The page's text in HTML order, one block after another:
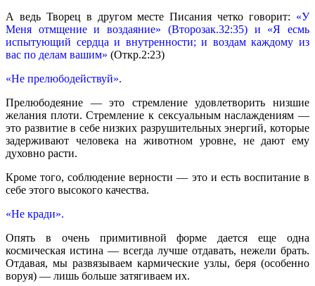
А ведь Творец в другом месте Писания четко говорит: «У
Меня отмщение и воздаяние» (Второзак.32:35) и «Я есмь
испытующий сердца и внутренности; и воздам каждому из
вас по делам вашим» (Откр.2:23)
«Не прелюбодействуй».
Прелюбодеяние — это стремление удовлетворить низшие
желания плоти. Стремление к сексуальным наслаждениям —
это развитие в себе низких разрушительных энергий, которые
задерживают человека на животном уровне, не дают ему
духовно расти.
Кроме того, соблюдение верности — это и есть воспитание в
себе этого высокого качества.
«Не кради».
Опять в очень примитивной форме дается еще одна
космическая истина — всегда лучше отдавать, нежели брать.
Отдавая, мы развязываем кармические узлы, беря (особенно
воруя) — лишь больше затягиваем их.